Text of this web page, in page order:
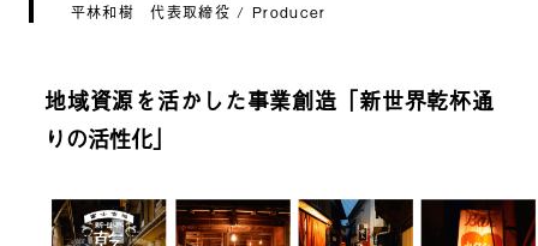
平林和樹 代表取締役 / Producer
地域資源を活かした事業創造「新世界乾杯通
りの活性化」